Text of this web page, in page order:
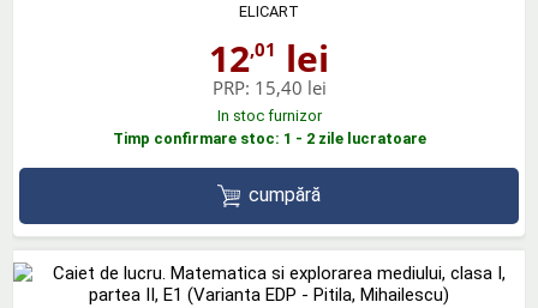
ELICART
12,01 lei
PRP: 15,40 lei
In stoc furnizor
Timp confirmare stoc: 1 - 2 zile lucratoare
cumpără